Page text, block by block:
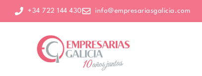
+34 722 144 430 info@empresariasgalicia.com